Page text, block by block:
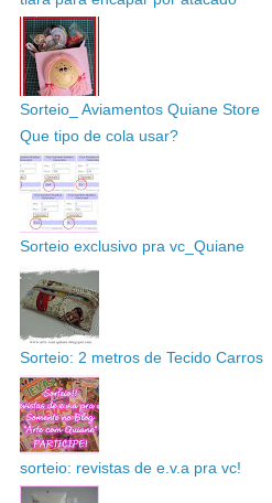
Sorteio_ Aviamentos Quiane Store
Que tipo de cola usar?
Sorteio exclusivo pra vc_Quiane
Sorteio: 2 metros de Tecido Carros
sorteio: revistas de e.v.a pra vc!